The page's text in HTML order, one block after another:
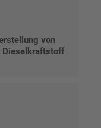
von
Dieselkraftstoff